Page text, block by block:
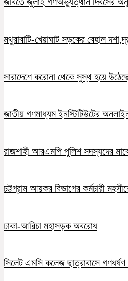
মথুরাবাটি-খেয়াঘাট সড়কের বেহাল
সারাদেশে করোনা থেকে সুস্থ হয়ে
জাতীয় গণমাধ্যম ইনস্টিটিউটের
রাজশাহী আরএমপি পুলিশ সদস্যদের
চট্টগ্রাম আয়কর বিভাগের কর্মচারী
ঢাকা-আরিচা মহাসড়ক অবরোধ
সিলেট এমসি কলেজ ছাত্রাবাসে